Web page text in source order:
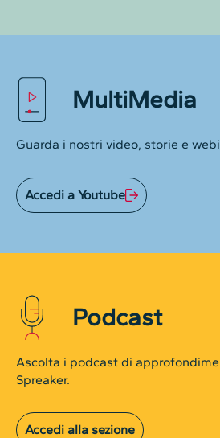
MultiMedia
Guarda i nostri video, storie e
Accedi a Youtube
Podcast
Ascolta i podcast di
Spreaker.
Accedi alla sezione